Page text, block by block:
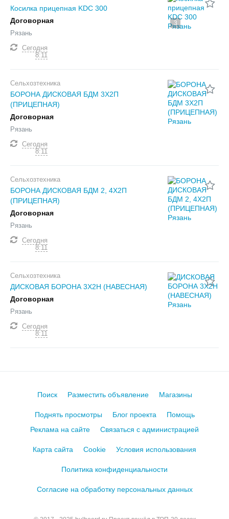
3
Косилка прицепная KDC 300
Договорная
Рязань
Сегодня
8:11
Сельхозтехника
БОРОНА ДИСКОВАЯ БДМ 3Х2П
(ПРИЦЕПНАЯ)
Договорная
Рязань
Сегодня
8:11
Сельхозтехника
БОРОНА ДИСКОВАЯ БДМ 2, 4Х2П
(ПРИЦЕПНАЯ)
Договорная
Рязань
Сегодня
8:11
Сельхозтехника
ДИСКОВАЯ БОРОНА 3Х2Н (НАВЕСНАЯ)
Договорная
Рязань
Сегодня
8:11
Поиск Разместить объявление Магазины
Поднять просмотры Блог проекта
Помощь
Реклама на сайте
Связаться с администрацией
Карта сайта Cookie Условия использования
Политика конфиденциальности
Согласие на обработку персональных данных